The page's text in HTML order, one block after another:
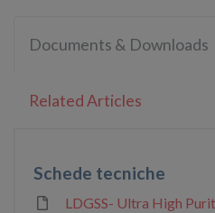
Documents & Downloads
Related Articles
Schede tecniche
LDGSS- Ultra High